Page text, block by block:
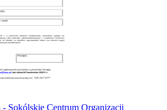
Sokólskie Centrum Organizacji